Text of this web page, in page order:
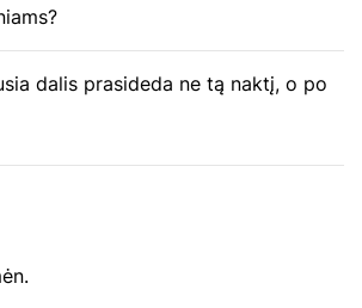
dalis prasideda ne tą naktį, o po